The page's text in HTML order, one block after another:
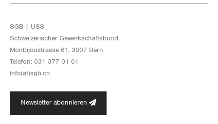
SGB | USS
Schwei­ze­ri­scher Ge­werk­schafts­bund
Mon­bi­joustras­se 61, 3007 Bern
Te­le­fon: 031 377 01 01
info(at)​sgb.​ch
Newsletter abonnieren